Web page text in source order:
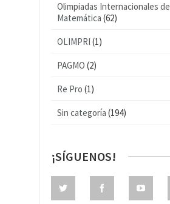
Olimpiadas Internacionales de
Matemática (62)
OLIMPRI (1)
PAGMO (2)
Re Pro (1)
Sin categoría (194)
¡SÍGUENOS!